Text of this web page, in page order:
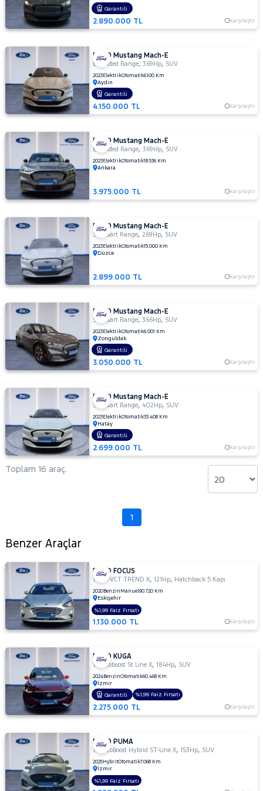
BENZ
MINI
MITSUBISHI
NISSAN
OPEL
PEUGEOT
RENAULT
SKODA
SSANGYONG
SUBARU
TESLA
TOYOTA
TRAKTÖR
VOLKSWAGEN
2.890.000 TL Karşılaştır
Garantili
FORD Mustang Mach-E
Extended Range,369Hp, SUV
2023ElektrikOtomatik6.100 Km
Aydın
4.150.000 TL Karşılaştır
Garantili
FORD Mustang Mach-E
Extended Range,369Hp, SUV
2023ElektrikOtomatik18.536 Km
Ankara
3.975.000 TL Karşılaştır
FORD Mustang Mach-E
Standart Range,269Hp, SUV
2023ElektrikOtomatik15.000 Km
Düzce
2.899.000 TL Karşılaştır
FORD Mustang Mach-E
Standart Range,366Hp, SUV
2023ElektrikOtomatik6.001 Km
Zonguldak
3.050.000 TL Karşılaştır
Garantili
FORD Mustang Mach-E
Standart Range,402Hp, SUV
2023ElektrikOtomatik33.408 Km
Hatay
2.699.000 TL Karşılaştır
Garantili
Toplam 16 araç.
1
Benzer Araçlar
FORD FOCUS
1.5 TI-VCT TREND X,121Hp, Hatchback 5 Kapı
2020Benzin Manuel90.720 Km
Eskişehir
1.130.000 TL Karşılaştır
%1,99 Faiz Fırsatı
FORD KUGA
1.5 Ecoboost St Line X,184Hp, SUV
2024BenzinOtomatik60.468 Km
İzmir
2.275.000 TL Karşılaştır
Garantili %1,99 Faiz Fırsatı
FORD PUMA
1.0 EcoBoost Hybrid ST-Line X,153Hp, SUV
2025HybritOtomatik7.068 Km
İzmir
%1,99 Faiz Fırsatı